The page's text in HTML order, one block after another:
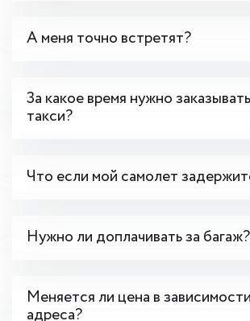
А меня точно встретят?
За какое время нужно заказывать
такси?
Что если мой самолет
Нужно ли доплачивать за багаж?
Меняется ли цена в
адреса?